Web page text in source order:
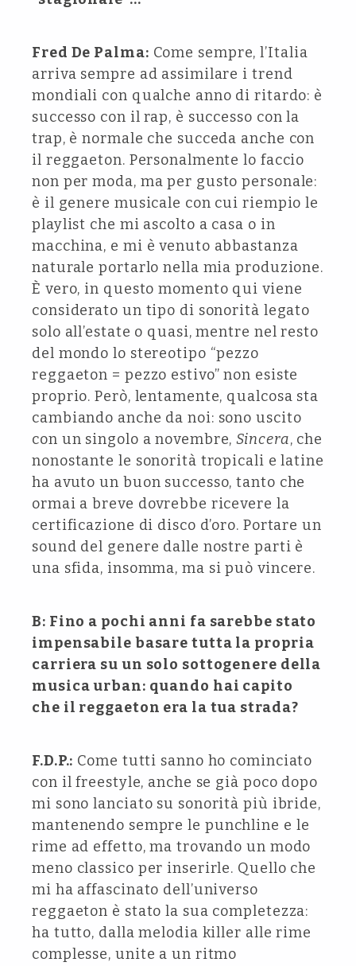
Fred De Palma: Come sempre, l’Italia
arriva sempre ad assimilare i trend
mondiali con qualche anno di ritardo: è
successo con il rap, è successo con la
trap, è normale che succeda anche con
il reggaeton. Personalmente lo faccio
non per moda, ma per gusto personale:
è il genere musicale con cui riempio le
playlist che mi ascolto a casa o in
macchina, e mi è venuto abbastanza
naturale portarlo nella mia produzione.
È vero, in questo momento qui viene
considerato un tipo di sonorità legato
solo all’estate o quasi, mentre nel resto
del mondo lo stereotipo “pezzo
reggaeton = pezzo estivo” non esiste
proprio. Però, lentamente, qualcosa sta
cambiando anche da noi: sono uscito
con un singolo a novembre,Sincera, che
nonostante le sonorità tropicali e latine
ha avuto un buon successo, tanto che
ormai a breve dovrebbe ricevere la
certificazione di disco d’oro. Portare un
sound del genere dalle nostre parti è
una sfida, insomma, ma si può vincere.
B: Fino a pochi anni fa sarebbe stato
impensabile basare tutta la propria
carriera su un solo sottogenere della
musica urban: quando hai capito
che il reggaeton era la tua strada?
F.D.P.: Come tutti sanno ho cominciato
con il freestyle, anche se già poco dopo
mi sono lanciato su sonorità più ibride,
mantenendo sempre le punchline e le
rime ad effetto, ma trovando un modo
meno classico per inserirle. Quello che
mi ha affascinato dell’universo
reggaeton è stato la sua completezza:
ha tutto, dalla melodia killer alle rime
complesse, unite a un ritmo